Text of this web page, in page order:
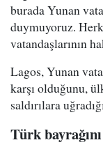
burada Yunan
duymuyoruz.
vatandaşlarının
Lagos, Yunan
karşı olduğunu,
saldırılara
Türk